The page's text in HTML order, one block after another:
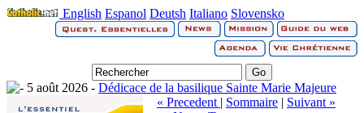
English Espanol Deutsh Italiano Slovensko
5 août 2026 - Dédicace de la basilique Sainte Marie Majeure
« Precedent | Sommaire | Suivant »